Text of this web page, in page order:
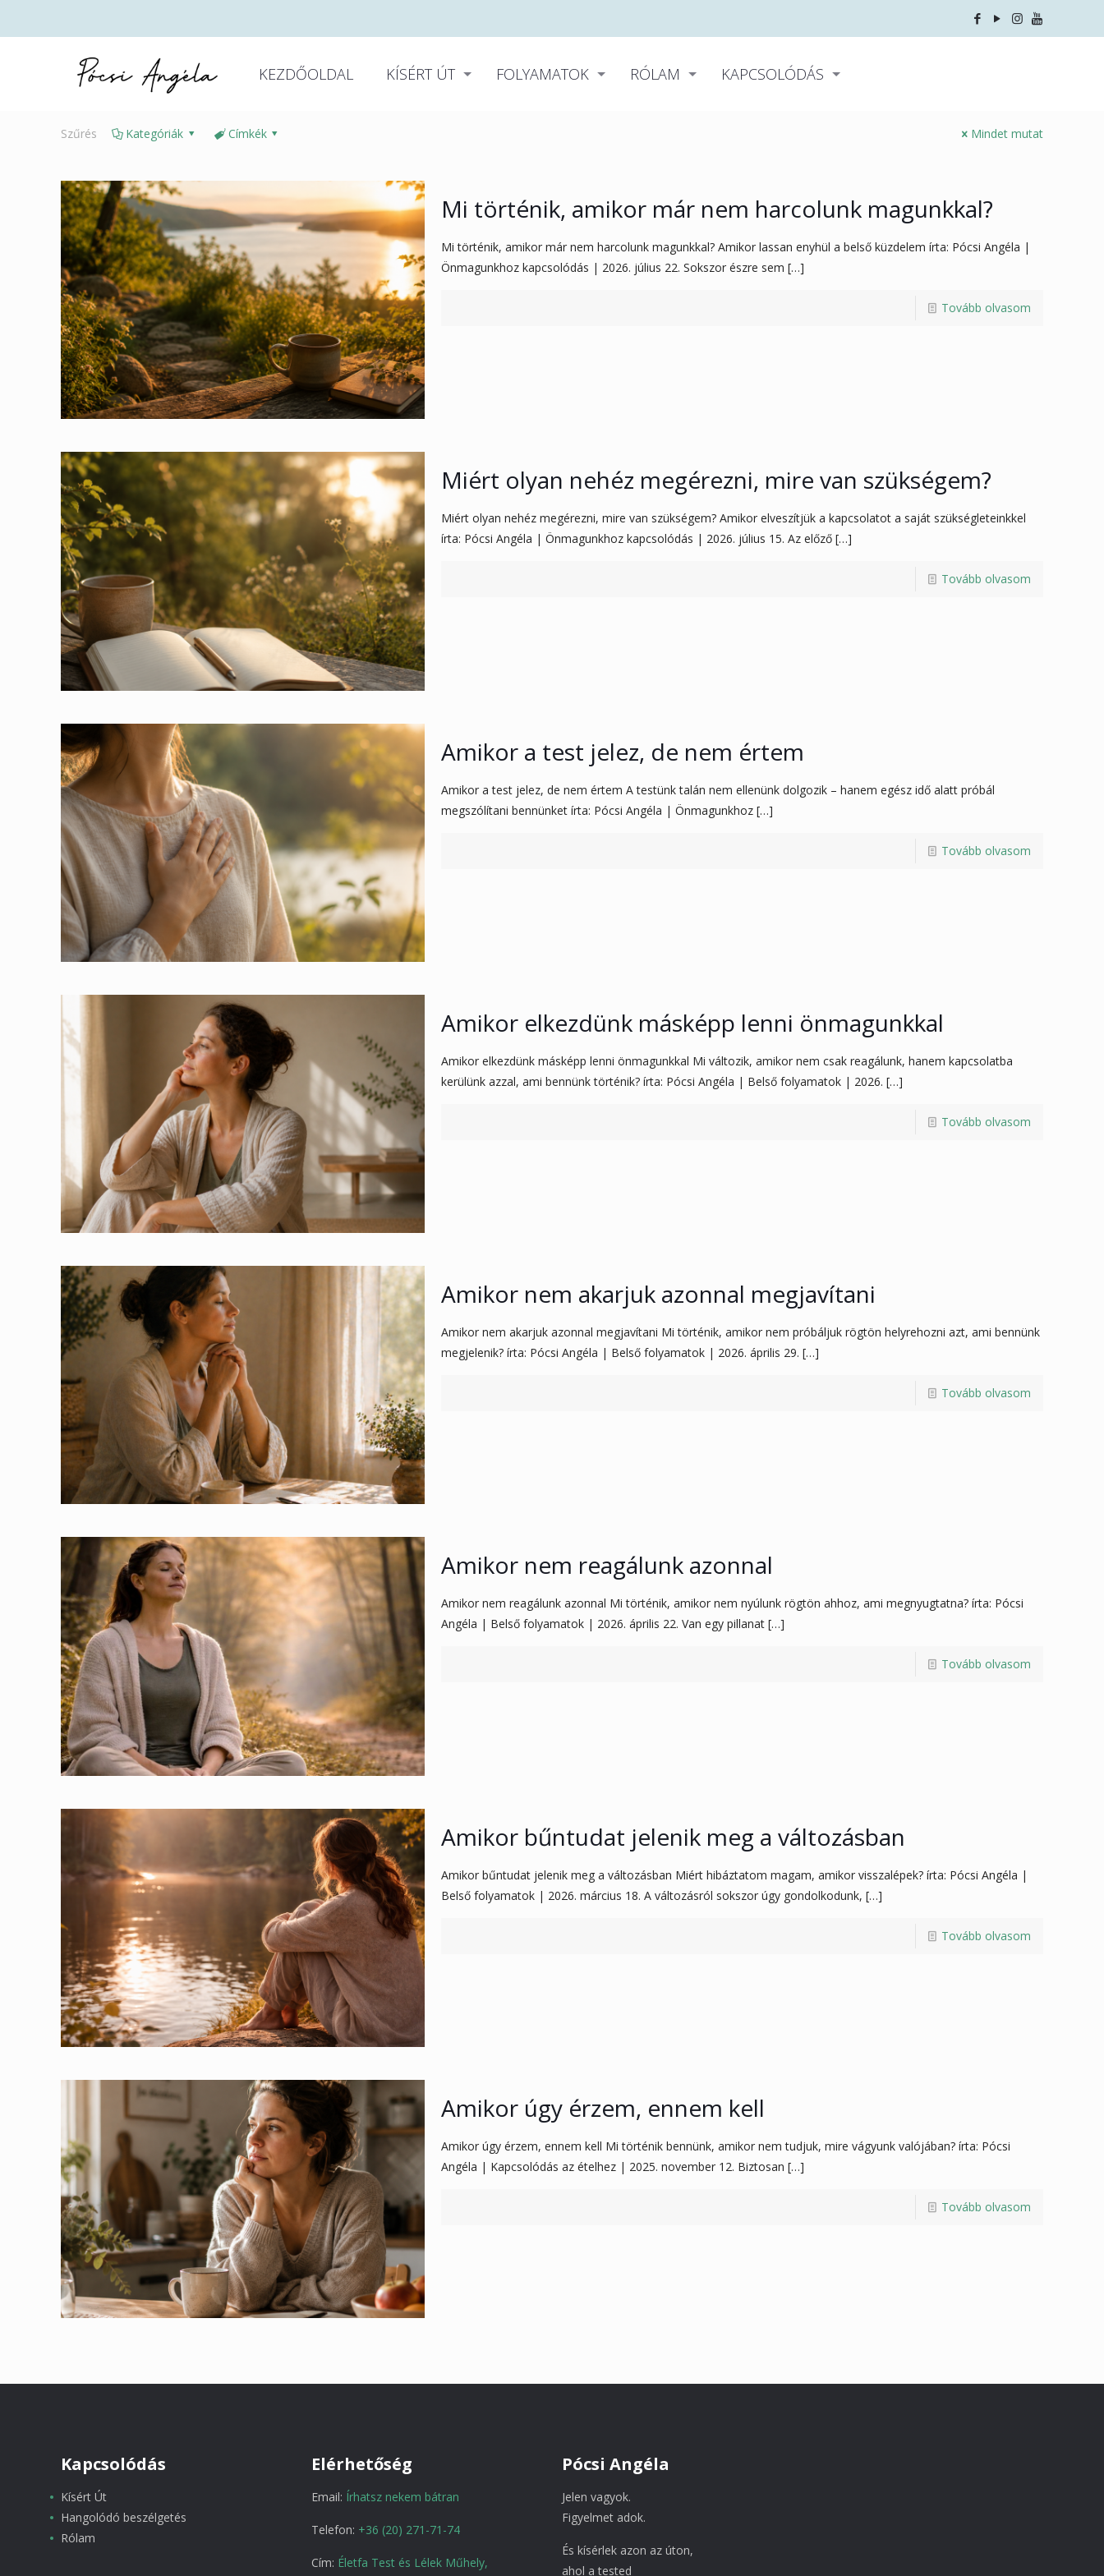
KEZDŐOLDAL KÍSÉRT ÚT FOLYAMATOK RÓLAM KAPCSOLÓDÁS
Szűrés Kategóriák Címkék Mindet mutat
Mi történik, amikor már nem harcolunk magunkkal?
Mi történik, amikor már nem harcolunk magunkkal? Amikor lassan enyhül a belső küzdelem írta: Pócsi Angéla |
Önmagunkhoz kapcsolódás | 2026. július 22. Sokszor észre sem […]
Tovább olvasom
Miért olyan nehéz megérezni, mire van szükségem?
Miért olyan nehéz megérezni, mire van szükségem? Amikor elveszítjük a kapcsolatot a saját szükségleteinkkel
írta: Pócsi Angéla | Önmagunkhoz kapcsolódás | 2026. július 15. Az előző[…]
Tovább olvasom
Amikor a test jelez, de nem értem
Amikor a test jelez, de nem értem A testünk talán nem ellenünk dolgozik – hanem egész idő alatt próbál
megszólítani bennünket írta: Pócsi Angéla | Önmagunkhoz[…]
Tovább olvasom
Amikor elkezdünk másképp lenni önmagunkkal
Amikor elkezdünk másképp lenni önmagunkkal Mi változik, amikor nem csak reagálunk, hanem kapcsolatba
kerülünk azzal, ami bennünk történik? írta: Pócsi Angéla | Belső folyamatok | 2026. […]
Tovább olvasom
Amikor nem akarjuk azonnal megjavítani
Amikor nem akarjuk azonnal megjavítani Mi történik, amikor nem próbáljuk rögtön helyrehozni azt, ami bennünk
megjelenik? írta: Pócsi Angéla | Belső folyamatok | 2026. április 29. […]
Tovább olvasom
Amikor nem reagálunk azonnal
Amikor nem reagálunk azonnal Mi történik, amikor nem nyúlunk rögtön ahhoz, ami megnyugtatna? írta: Pócsi
Angéla | Belső folyamatok | 2026. április 22. Van egy pillanat[…]
Tovább olvasom
Amikor bűntudat jelenik meg a változásban
Amikor bűntudat jelenik meg a változásban Miért hibáztatom magam, amikor visszalépek? írta: Pócsi Angéla |
Belső folyamatok | 2026. március 18. A változásról sokszor úgy gondolkodunk, […]
Tovább olvasom
Amikor úgy érzem, ennem kell
Amikor úgy érzem, ennem kell Mi történik bennünk, amikor nem tudjuk, mire vágyunk valójában? írta: Pócsi
Angéla | Kapcsolódás az ételhez | 2025. november 12. Biztosan […]
Tovább olvasom
Kapcsolódás
Kísért Út
Hangolódó beszélgetés
Rólam
Elérhetőség
Email: Írhatsz nekem bátran
Telefon: +36 (20) 271-71-74
Cím: Életfa Test és Lélek Műhely,
Pócsi Angéla
Jelen vagyok.
Figyelmet adok.
És kísérlek azon az úton,
ahol a tested